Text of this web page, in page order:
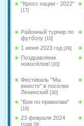
"Кросс нации - 2022"
[17]
Районный турнир по
футболу [10]
1 июня 2023 год [29]
Поздравляем
новосёлов! [20]
Фестиваль "Мы
вместе" в посёлке
Ленинский [30]
"Бои по правилам"
[16]
23 февраля 2024
года [9]